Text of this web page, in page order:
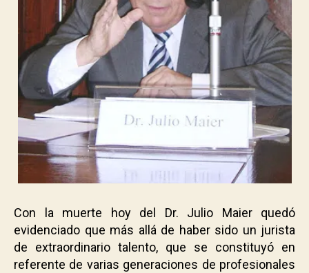
Con la muerte hoy del Dr. Julio Maier quedó
evidenciado que más allá de haber sido un jurista
de extraordinario talento, que se constituyó en
referente de varias generaciones de profesionales